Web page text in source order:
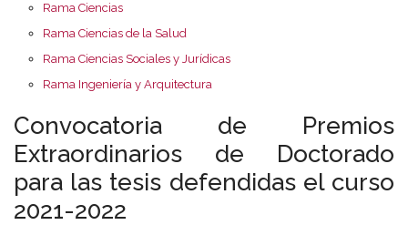
Rama Ciencias
Rama Ciencias de la Salud
Rama Ciencias Sociales y Jurídicas
Rama Ingeniería y Arquitectura
Convocatoria de Premios
Extraordinarios de Doctorado
para las tesis defendidas el curso
2021-2022